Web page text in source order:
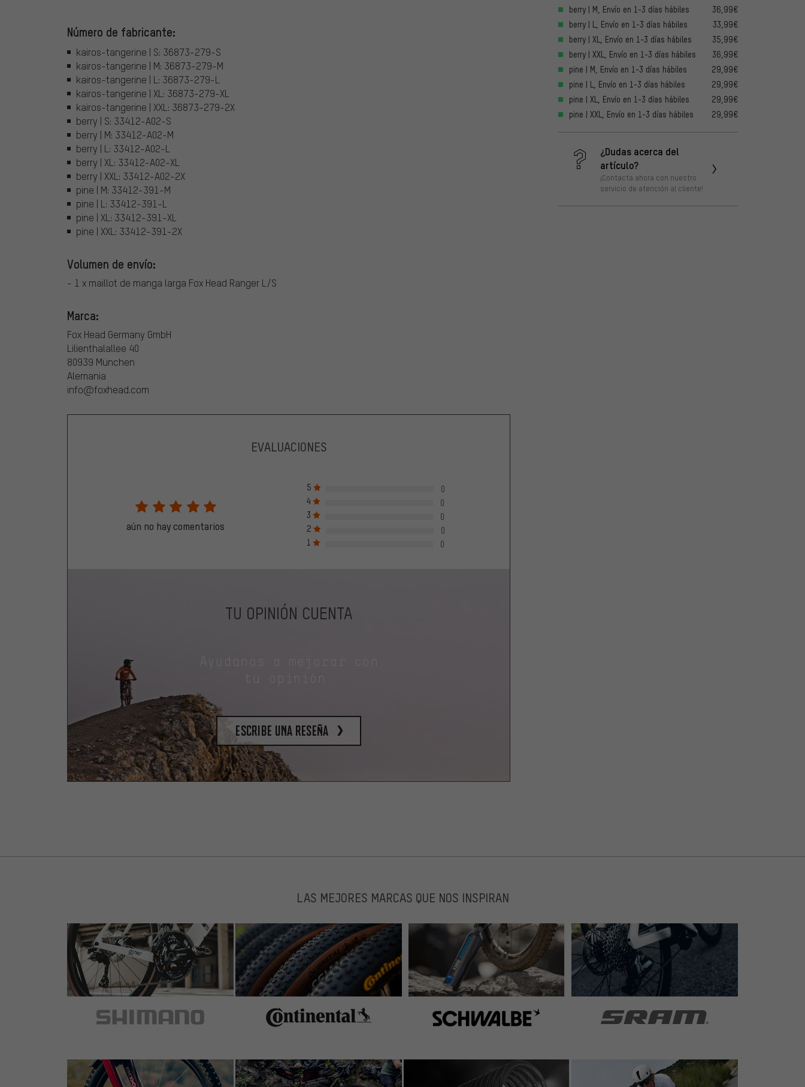
Número de fabricante:
kairos-tangerine | S: 36873-279-S
kairos-tangerine | M: 36873-279-M
kairos-tangerine | L: 36873-279-L
kairos-tangerine | XL: 36873-279-XL
kairos-tangerine | XXL: 36873-279-2X
berry | S: 33412-A02-S
berry | M: 33412-A02-M
berry | L: 33412-A02-L
berry | XL: 33412-A02-XL
berry | XXL: 33412-A02-2X
pine | M: 33412-391-M
pine | L: 33412-391-L
pine | XL: 33412-391-XL
pine | XXL: 33412-391-2X
Volumen de envío:
- 1 x maillot de manga larga Fox Head Ranger L/S
Marca:
Fox Head Germany GmbH
Lilienthalallee 40
80939 München
Alemania
info@foxhead.com
berry | M, Envío en 1-3 días hábiles
36,99€
berry | L, Envío en 1-3 días hábiles
33,99€
berry | XL, Envío en 1-3 días hábiles
35,99€
berry | XXL, Envío en 1-3 días hábiles
36,99€
pine | M, Envío en 1-3 días hábiles
29,99€
pine | L, Envío en 1-3 días hábiles
29,99€
pine | XL, Envío en 1-3 días hábiles
29,99€
pine | XXL, Envío en 1-3 días hábiles
29,99€
¿Dudas acerca del
artículo?
¡Contacta ahora con nuestro
servicio de atención al cliente!
EVALUACIONES
aún no hay comentarios
5
0
4
0
3
0
2
0
1
0
TU OPINIÓN CUENTA
tu opinión.
escribe una reseña
LAS MEJORES MARCAS QUE NOS INSPIRAN